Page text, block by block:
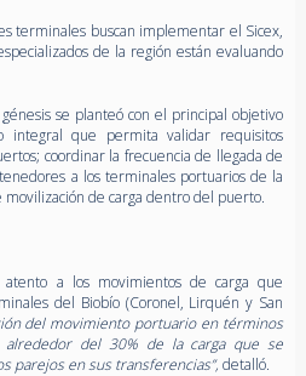
terminales buscan implementar el Sicex,
de la región están evaluando
se planteó con el principal objetivo
integral que permita validar requisitos
coordinar la frecuencia de llegada de
a los terminales portuarios de la
de carga dentro del puerto.
a los movimientos de carga que
del Biobío (Coronel, Lirquén y San
del movimiento portuario en términos
alrededor del 30% de la carga que se
parejos en sus transferencias”, detalló.